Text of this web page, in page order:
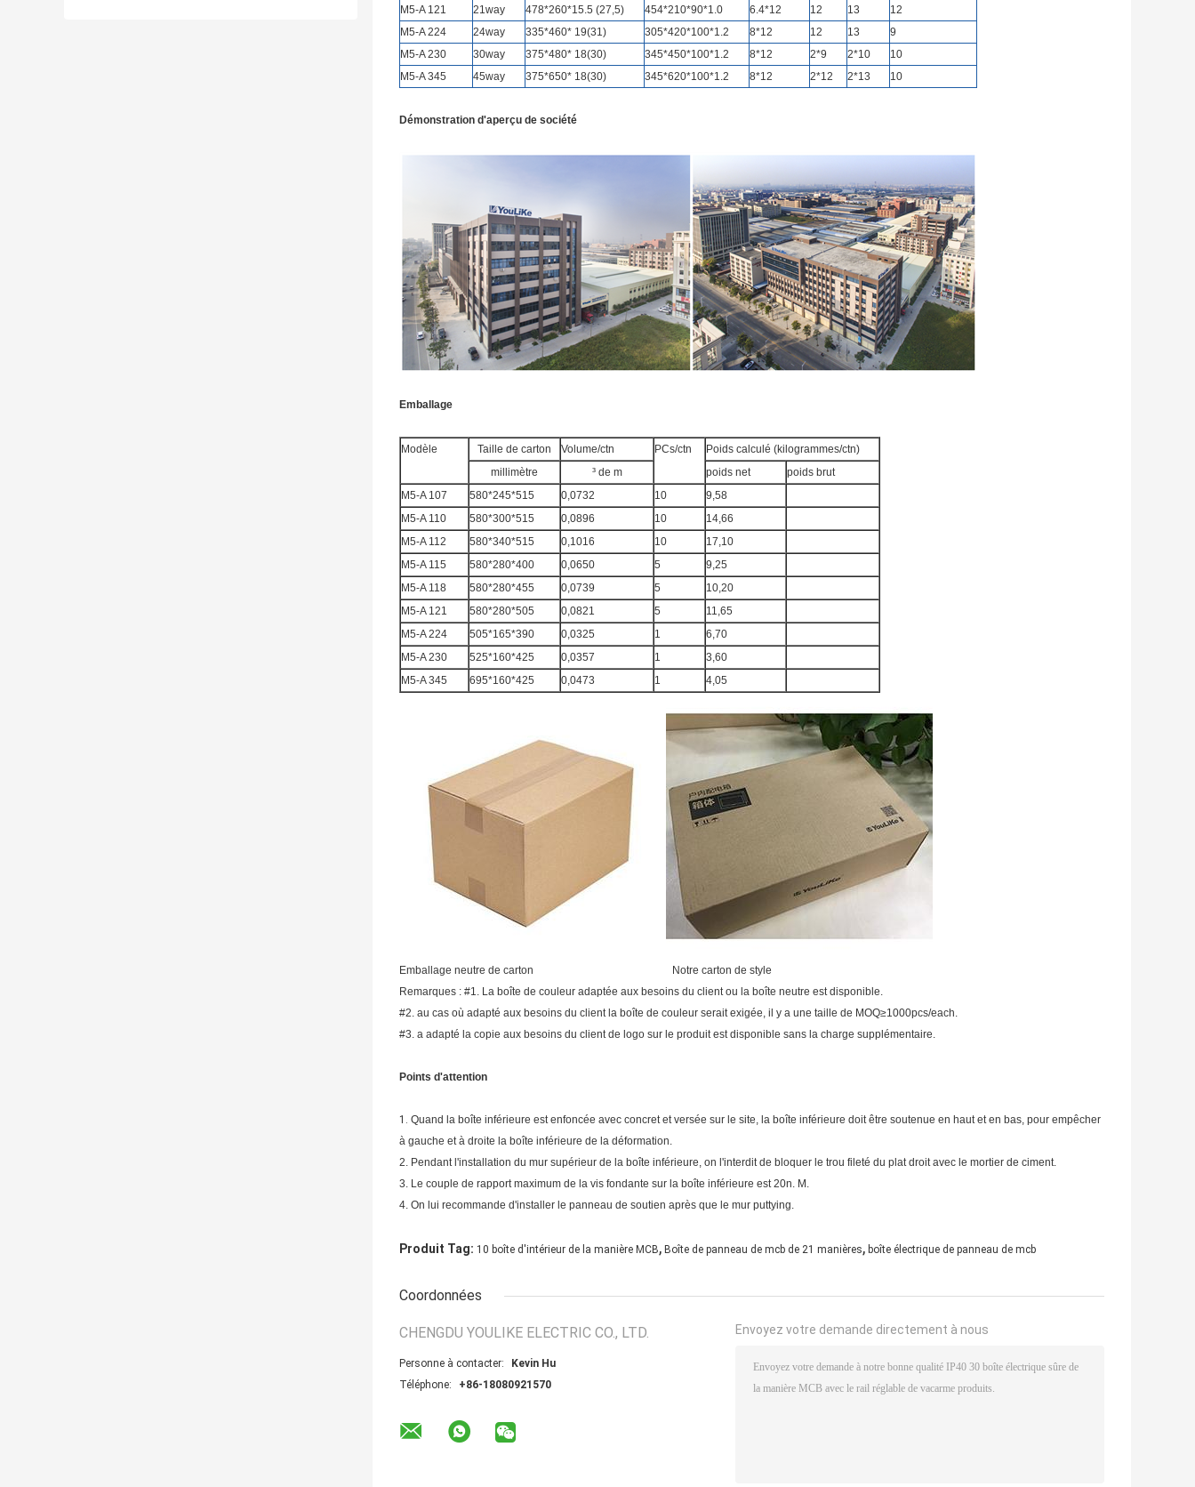
M5-A 121
21way 478*260*15.5 (27,5) 454*210*90*1.0 6.4*12 12 13
12
M5-A 224
24way 335*460* 19(31) 305*420*100*1.2 8*12 12 13
9
M5-A 230
30way 375*480* 18(30) 345*450*100*1.2 8*12 2*9 2*10
10
M5-A 345
45way 375*650* 18(30) 345*620*100*1.2 8*12 2*12 2*13 10
Démonstration d'aperçu de société
Emballage
Modèle Taille de carton Volume/ctn PCs/ctn
Poids calculé (kilogrammes/ctn)
millimètre
³ de m poids net
poids brut
M5-A 107
580*245*515 0,0732 10
9,58
M5-A 110
580*300*515 0,0896 10
14,66
M5-A 112
580*340*515 0,1016 10
17,10
M5-A 115
580*280*400 0,0650 5
9,25
M5-A 118
580*280*455 0,0739 5
10,20
M5-A 121
580*280*505 0,0821 5
11,65
M5-A 224
505*165*390 0,0325 1
6,70
M5-A 230
525*160*425 0,0357 1
3,60
M5-A 345
695*160*425 0,0473 1 4,05
Emballage neutre de carton Notre carton de style
Remarques : #1. La boîte de couleur adaptée aux besoins du client ou la boîte neutre est disponible.
#2. au cas où adapté aux besoins du client la boîte de couleur serait exigée, il y a une taille de MOQ≥1000pcs/each.
#3. a adapté la copie aux besoins du client de logo sur le produit est disponible sans la charge supplémentaire.
Points d'attention
1. Quand la boîte inférieure est enfoncée avec concret et versée sur le site, la boîte inférieure doit être soutenue en haut et en bas, pour empêcher
à gauche et à droite la boîte inférieure de la déformation.
2. Pendant l'installation du mur supérieur de la boîte inférieure, on l'interdit de bloquer le trou fileté du plat droit avec le mortier de ciment.
3. Le couple de rapport maximum de la vis fondante sur la boîte inférieure est 20n. M.
4. On lui recommande d'installer le panneau de soutien après que le mur puttying.
Produit Tag: 10 boîte d'intérieur de la manière MCB, Boîte de panneau de mcb de 21 manières, boîte électrique de panneau de mcb
Coordonnées
CHENGDU YOULIKE ELECTRIC CO., LTD.
Personne à contacter:
Kevin Hu
Téléphone:
+86-18080921570
Envoyez votre demande directement à nous